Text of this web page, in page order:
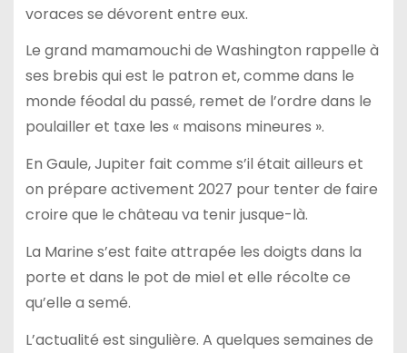
voraces se dévorent entre eux.
Le grand mamamouchi de Washington rappelle à
ses brebis qui est le patron et, comme dans le
monde féodal du passé, remet de l’ordre dans le
poulailler et taxe les « maisons mineures ».
En Gaule, Jupiter fait comme s’il était ailleurs et
on prépare activement 2027 pour tenter de faire
croire que le château va tenir jusque-là.
La Marine s’est faite attrapée les doigts dans la
porte et dans le pot de miel et elle récolte ce
qu’elle a semé.
L’actualité est singulière. A quelques semaines de